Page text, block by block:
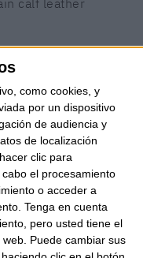
como cookies, y
por un dispositivo
de audiencia y
de localización
clic para
el procesamiento
o acceder a
Tenga en cuenta
pero usted tiene el
Puede cambiar sus
calf leather
bag that blends
Shipping in 24-48 hours.